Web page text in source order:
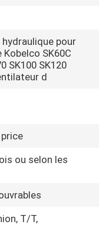
pour
SK60C
SK100 SK120
d
ou selon les
T/T,